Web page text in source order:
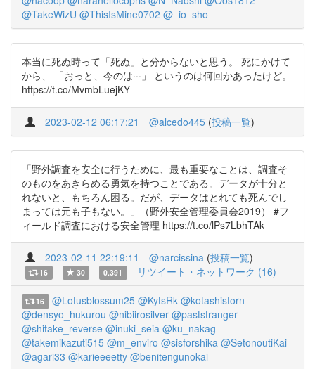
@TakeWizU @ThisIsMine0702 @_io_sho_
本当に死ぬ時って「死ぬ」と分からないと思う。 死にかけて
から、 「おっと、今のは···」 というのは何回かあったけど。
https://t.co/MvmbLuejKY
2023-02-12 06:17:21 @alcedo445 (投稿一覧)
「野外調査を安全に行うために、最も重要なことは、調査そ
のものをあきらめる勇気を持つことである。データが十分と
れないと、もちろん困る。だが、データはとれても死んでし
まっては元も子もない。」（野外安全管理委員会2019） #フ
ィールド調査における安全管理 https://t.co/lPs7LbhTAk
2023-02-11 22:19:11 @narcissina (投稿一覧)
16 30 0.391 リツイート・ネットワーク (16)
16 @Lotusblossum25 @KytsRk @kotashistorn
@densyo_hukurou @nibiirosilver @paststranger
@shitake_reverse @inuki_seia @ku_nakag
@takemikazuti515 @m_enviro @sisforshika @SetonoutiKai
@agari33 @karieeeetty @benitengunokai